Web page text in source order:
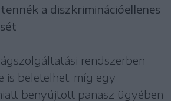
a diszkriminációellenes
rendszerben
is beletelhet, míg egy
benyújtott panasz ügyében